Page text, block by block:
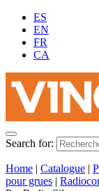
ES
EN
FR
CA
Search for:
Home | Catalogue |
pour grues |